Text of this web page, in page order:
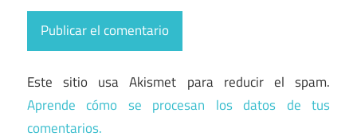
Este sitio usa Akismet para reducir el spam.
Aprende cómo se procesan los datos de tus
comentarios.